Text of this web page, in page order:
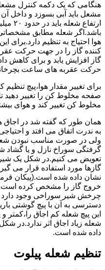
هنگامی که یک دکمه کنترل
مشعل باید آبی بسوزد و
باشد.اگر شعله مطابق
هوا احتیاج به تنظیم دارد.برای
کننده گاز را در جهت حرکت
گاز افزایش یابد و برای کاهش
حرکت عقربه های ساعت
برای تغییر مقدار هوا،پیچ
صفحه مخلوط کن را تغییر دهید
مخلوط کن تغییر کند و هوای
همان طور که گفته شد در
به ندرت اتفاق می افتد و
ولی در صورت مناسب نبودن
گرفتگی سوراخ نازل و یا گشاد
تعویض می کنیم.در شکل یک شیر
گازها مورد استفاده قرار می
نشان داده شده است.(پیکان
خروج گاز را مشخص کرده
چرخش شیر سوراخی وجود دارد
دسترسی به آن با پیچ گوشتی
این پیچ شعله کم اجاق را،کمتر
شعله زیاد اجاق اثر ندارد.در
داده شده است.
تنظیم شعله پیلوت